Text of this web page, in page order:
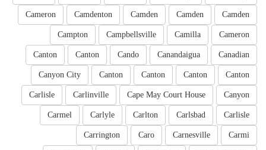
Camden
Camden
Camden
Camdenton
Cameron
Cameron
Camilla
Campbellsville
Campton
Canadian
Canandaigua
Cando
Canton
Canton
Canton
Canton
Canton
Canton
Canyon City
Canyon
Cape May Court House
Carlinville
Carlisle
Carlisle
Carlsbad
Carlton
Carlyle
Carmel
Carmi
Carnesville
Caro
Carrington